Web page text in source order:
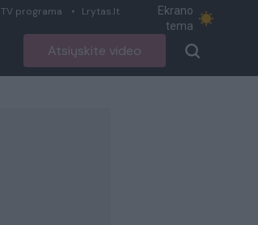
TV programa Lrytas.lt
Ekrano
tema
Atsiųskite video